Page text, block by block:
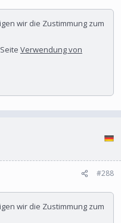
wir die Zustimmung zum
Verwendung von
#288
wir die Zustimmung zum